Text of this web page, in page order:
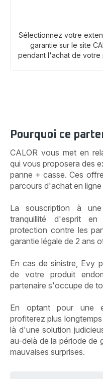
Sélectionnez votre
garantie sur le site
pendant l'achat de votre
Pourquoi ce
CALOR vous met en
qui vous proposera des
panne + casse. Ces
parcours d'achat en
La souscription à
tranquillité d'esprit
protection contre les
garantie légale de 2 ans
En cas de sinistre, Evy
de votre produit
partenaire s'occupe de
En optant pour une
profiterez plus
là d'une solution
au-delà de la période de
mauvaises surprises.